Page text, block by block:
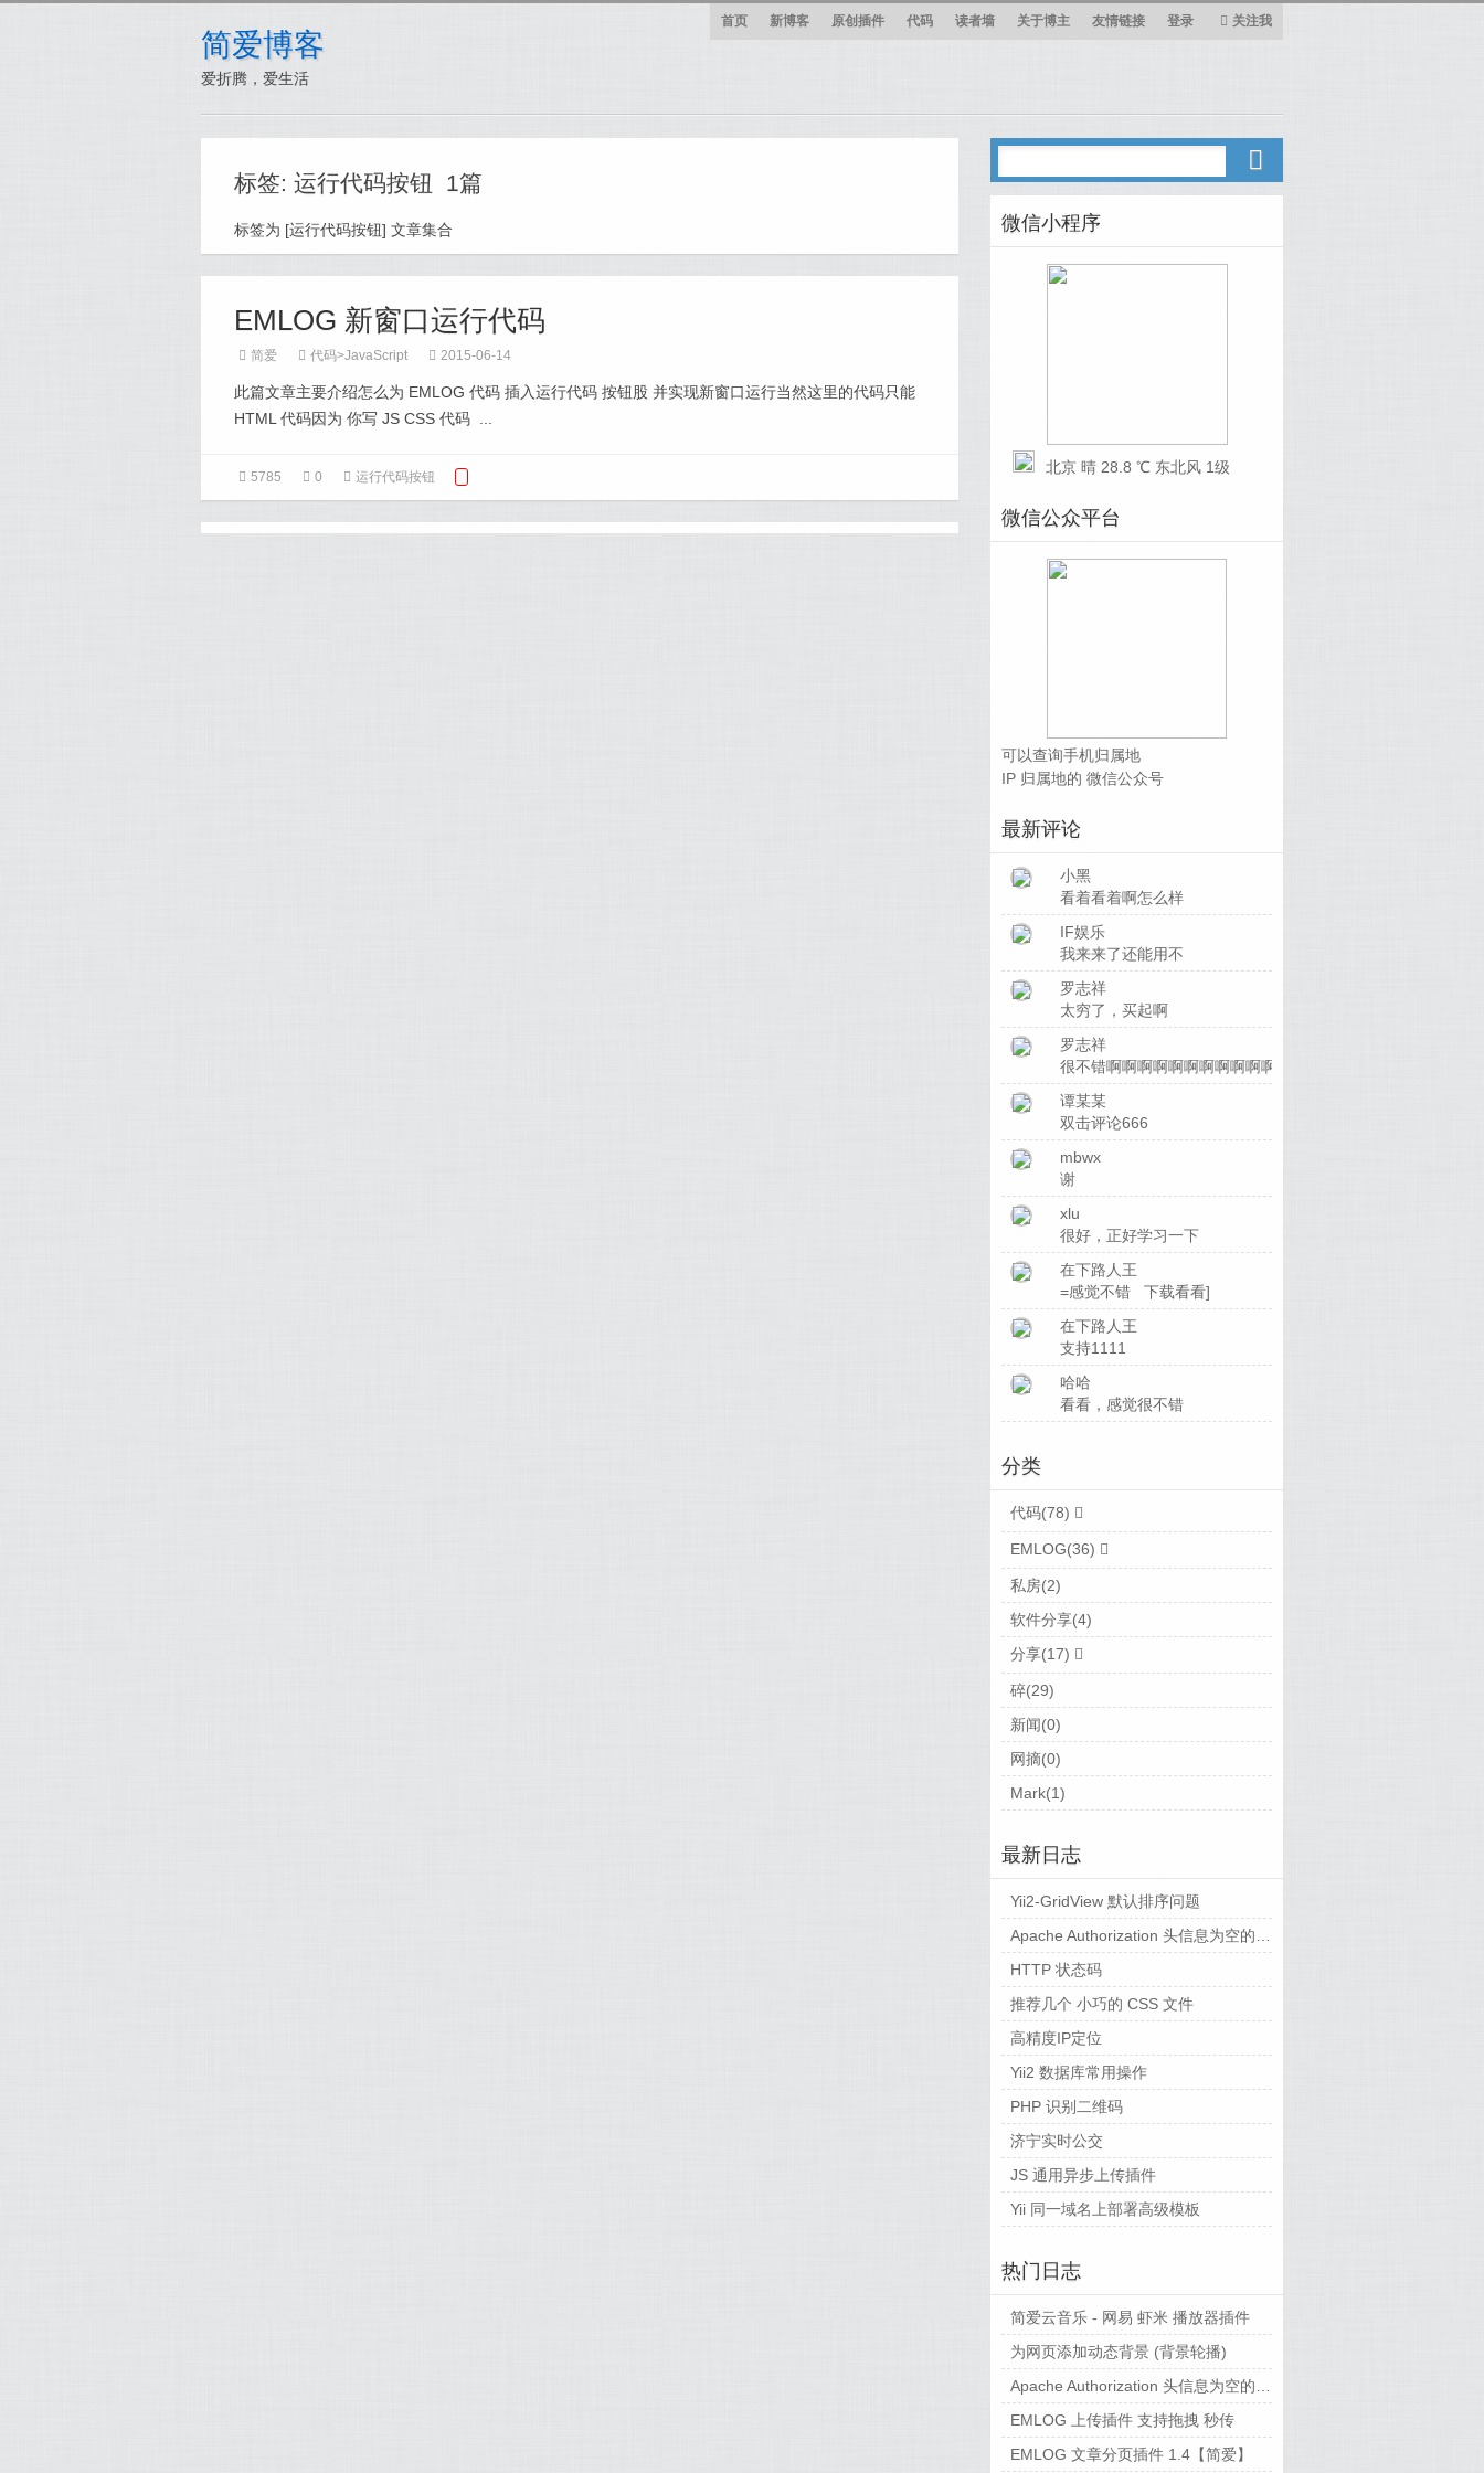
简爱博客
爱折腾，爱生活
首页 新博客 原创插件 代码 读者墙 关于博主 友情链接 登录 关注我
标签: 运行代码按钮 1篇
标签为 [运行代码按钮] 文章集合
EMLOG 新窗口运行代码
简爱 代码>JavaScript 2015-06-14
此篇文章主要介绍怎么为 EMLOG 代码 插入运行代码 按钮股 并实现新窗口运行当然这里的代码只能
HTML 代码因为 你写 JS CSS 代码 ...
5785 0 运行代码按钮
微信小程序
北京 晴 28.8 ℃ 东北风 1级
微信公众平台
可以查询手机归属地
IP 归属地的 微信公众号
最新评论
小黑
看着看着啊怎么样
IF娱乐
我来来了还能用不
罗志祥
太穷了，买起啊
罗志祥
很不错啊啊啊啊啊啊啊啊啊啊啊啊啊
谭某某
双击评论666
mbwx
谢
xlu
很好，正好学习一下
在下路人王
=感觉不错 下载看看]
在下路人王
支持1111
哈哈
看看，感觉很不错
分类
代码(78)
EMLOG(36)
私房(2)
软件分享(4)
分享(17)
碎(29)
新闻(0)
网摘(0)
Mark(1)
最新日志
Yii2-GridView 默认排序问题
HTTP 状态码
推荐几个 小巧的 CSS 文件
高精度IP定位
Yii2 数据库常用操作
PHP 识别二维码
济宁实时公交
JS 通用异步上传插件
Yii 同一域名上部署高级模板
热门日志
简爱云音乐 - 网易 虾米 播放器插件
为网页添加动态背景 (背景轮播)
EMLOG 上传插件 支持拖拽 秒传
EMLOG 文章分页插件 1.4【简爱】